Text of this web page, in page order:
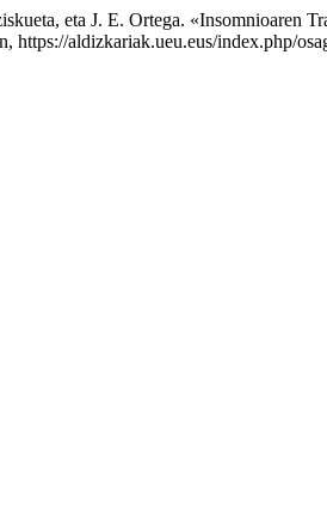
eta J. E. Ortega. «Insomnioaren
https://aldizkariak.ueu.eus/index.php/